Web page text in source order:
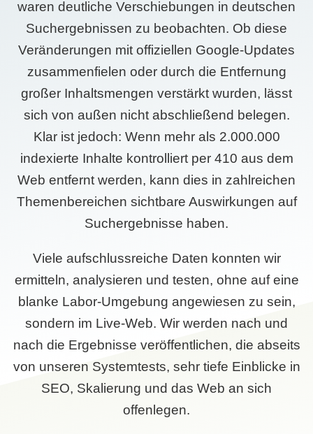
waren deutliche Verschiebungen in deutschen
Suchergebnissen zu beobachten. Ob diese
Veränderungen mit offiziellen Google-Updates
zusammenfielen oder durch die Entfernung
großer Inhaltsmengen verstärkt wurden, lässt
sich von außen nicht abschließend belegen.
Klar ist jedoch: Wenn mehr als 2.000.000
indexierte Inhalte kontrolliert per 410 aus dem
Web entfernt werden, kann dies in zahlreichen
Themenbereichen sichtbare Auswirkungen auf
Suchergebnisse haben.
Viele aufschlussreiche Daten konnten wir
ermitteln, analysieren und testen, ohne auf eine
blanke Labor-Umgebung angewiesen zu sein,
sondern im Live-Web. Wir werden nach und
nach die Ergebnisse veröffentlichen, die abseits
von unseren Systemtests, sehr tiefe Einblicke in
SEO, Skalierung und das Web an sich
offenlegen.